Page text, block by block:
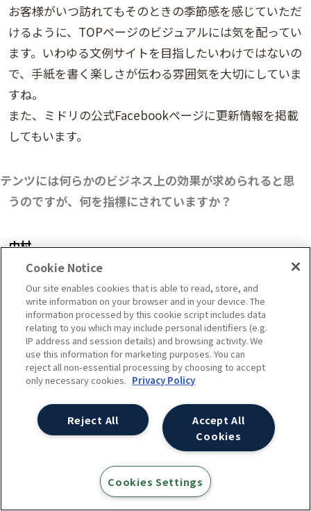
お客様がいつ訪れてもそのときの季節感を感じていただ
けるように、TOPページのビジュアルには気を配ってい
ます。いわゆる文例サイトを目指したいわけではないの
で、手紙を書く楽しさが伝わる雰囲気を大切にしていま
すね。
また、ミドリの公式Facebookページに更新情報を掲載
してもいます。
ンツには何らかのビジネス上の効果が求められると思
うのですが、何を指標にされていますか？
中村
手紙の書き方は商業サイトという位置づけではないです
し、難しいところではあるのですが、数値化は行ってい
ます。
コンテンツを通じての訪問数やページビューのほか、
コンテンツを経由してのオンラインストアへの送客、売
上金額などを計測して、継続的に推移を見ています。
れていることなどあれば教えてください。
いかに信頼感を得られるサイトになるか、また、手紙
に興味を持っていただける内容にできるか。
Cookie Notice
Our site enables cookies that is able to read, store, and
write information on your browser and in your device. The
information processed by this cookie script includes data
relating to you which may include personal identifiers (e.g.
IP address and session details) and browsing activity. We
use this information for marketing purposes. You can
reject all non-essential processing by choosing to accept
only necessary cookies. Privacy Policy
Accept All
Cookies
Reject All
Cookies Settings